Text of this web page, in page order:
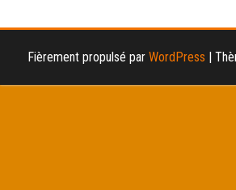
Fièrement propulsé par WordPress |